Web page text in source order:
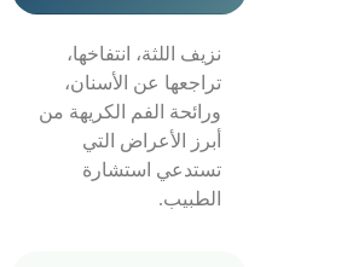
نزيف اللثة، انتفاخها،
تراجعها عن الأسنان،
ورائحة الفم الكريهة من
أبرز الأعراض التي
تستدعي استشارة
الطبيب.